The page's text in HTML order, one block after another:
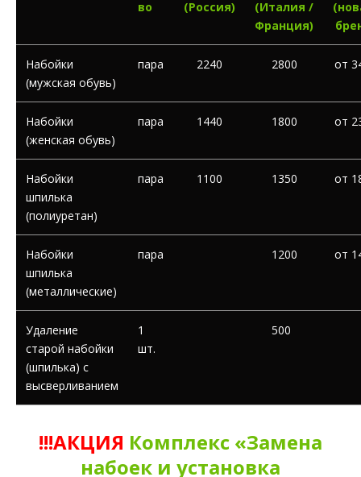
во (Россия)
(Италия /
Франция)
Набойки
(мужская обувь)
пара 2240 2800 от
Набойки
(женская обувь)
пара 1440 1800 от
Набойки
шпилька
(полиуретан)
пара 1100 1350 от
Набойки
шпилька
(металлические)
пара 1200 от
Удаление
старой набойки
(шпилька) с
высверливанием
1
шт.
500
!!!АКЦИЯ Комплекс «Замена
набоек и установка